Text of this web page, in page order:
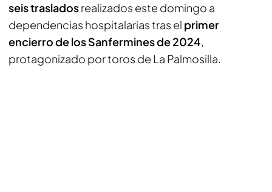
seis trasladosrealizados este domingo a
dependencias hospitalarias tras el primer
encierro de los Sanfermines de 2024,
protagonizado por toros de La Palmosilla.